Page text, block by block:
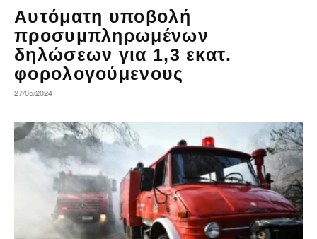
Αυτόματη υποβολή
προσυμπληρωμένων
δηλώσεων για 1,3 εκατ.
φορολογούμενους
27/05/2024